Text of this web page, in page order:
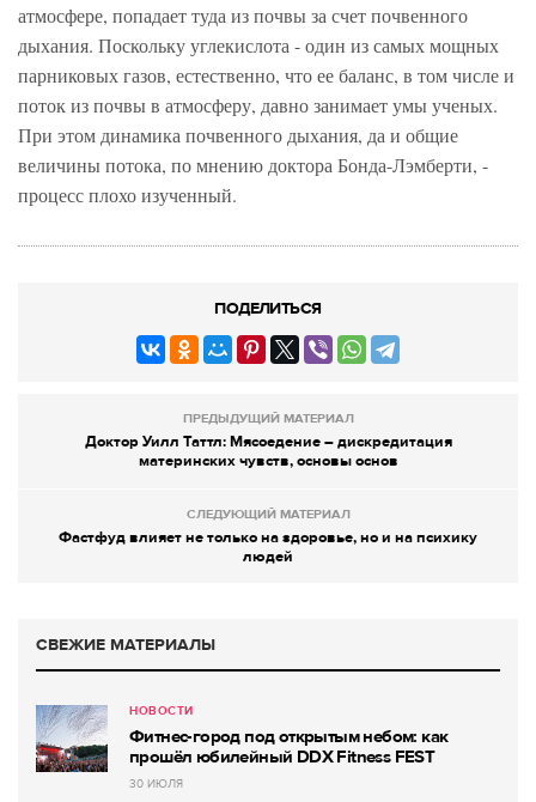
атмосфере, попадает туда из почвы за счет почвенного
дыхания. Поскольку углекислота - один из самых мощных
парниковых газов, естественно, что ее баланс, в том числе и
поток из почвы в атмосферу, давно занимает умы ученых.
При этом динамика почвенного дыхания, да и общие
величины потока, по мнению доктора Бонда-Лэмберти, -
процесс плохо изученный.
ПОДЕЛИТЬСЯ
ПРЕДЫДУЩИЙ МАТЕРИАЛ
Доктор Уилл Таттл: Мясоедение – дискредитация
материнских чувств, основы основ
СЛЕДУЮЩИЙ МАТЕРИАЛ
Фастфуд влияет не только на здоровье, но и на психику
людей
СВЕЖИЕ МАТЕРИАЛЫ
НОВОСТИ
Фитнес-город под открытым небом: как
прошёл юбилейный DDX Fitness FEST
30 ИЮЛЯ